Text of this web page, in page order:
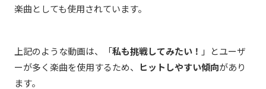
楽曲としても使用されています。
上記のような動画は、「私も挑戦してみたい！ 」とユーザ
ーが多く楽曲を使用するため、
ヒットしやすい傾向があり
ます。